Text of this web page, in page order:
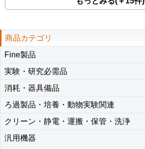
商品カテゴリ
Fine製品
実験・研究必需品
消耗・器具備品
ろ過製品・培養・動物実験関連
クリーン・静電・運搬・保管・洗浄
汎用機器